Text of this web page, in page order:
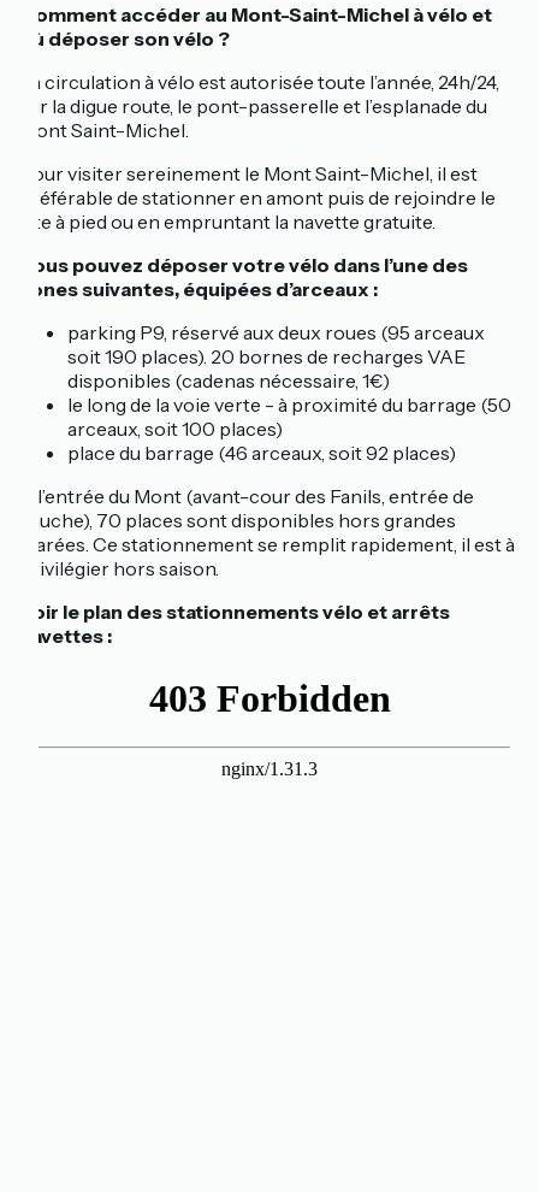
Comment accéder au Mont-Saint-Michel à vélo et
où déposer son vélo ?
La circulation à vélo est autorisée toute l’année, 24h/24,
sur la digue route, le pont-passerelle et l’esplanade du
Mont Saint-Michel.
Pour visiter sereinement le Mont Saint-Michel, il est
préférable de stationner en amont puis de rejoindre le
site à pied ou en empruntant la navette gratuite.
Vous pouvez déposer votre vélo dans l’une des
zones suivantes, équipées d’arceaux :
parking P9, réservé aux deux roues (95 arceaux
soit 190 places). 20 bornes de recharges VAE
disponibles (cadenas nécessaire, 1€)
le long de la voie verte - à proximité du barrage (50
arceaux, soit 100 places)
place du barrage (46 arceaux, soit 92 places)
À l’entrée du Mont (avant-cour des Fanils, entrée de
gauche), 70 places sont disponibles hors grandes
marées. Ce stationnement se remplit rapidement, il est à
privilégier hors saison.
Voir le plan des stationnements vélo et arrêts
navettes :